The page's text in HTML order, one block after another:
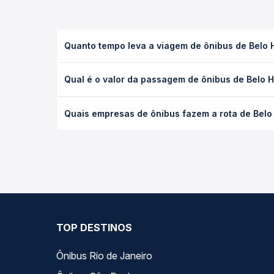
Quanto tempo leva a viagem de ônibus de
o tipo de serviço (convencional, executivo ou
Qual é o valor da passagem de ônibus de Belo
data da viagem, a empresa, o tipo de poltrona e a
Quais empresas de ônibus fazem a rota de
TOP DESTINOS
Ônibus Rio de Janeiro